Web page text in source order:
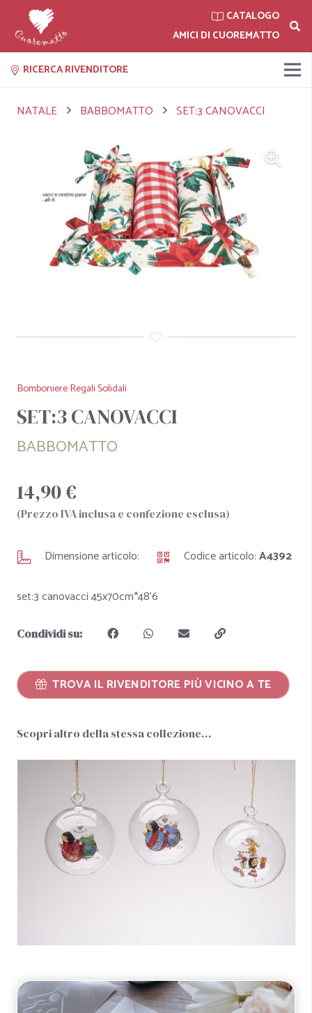
CATALOGO
AMICI DI CUOREMATTO
RICERCA RIVENDITORE
NATALE BABBOMATTO SET:3 CANOVACCI
Bomboniere Regali Solidali
SET:3 CANOVACCI
BABBOMATTO
14,90 €
(Prezzo IVA inclusa e confezione esclusa)
Dimensione articolo: Codice articolo:A4392
set:3 canovacci 45x70cm*48'6
Condividi su:
TROVA IL RIVENDITORE PIÙ VICINO A TE
Scopri altro della stessa collezione…